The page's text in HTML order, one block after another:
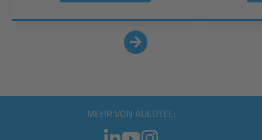
MEHR VON AUCOTEC: